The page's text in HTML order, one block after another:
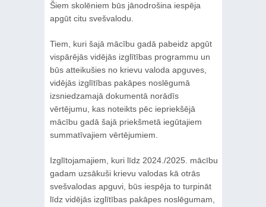
Šiem skolēniem būs jānodrošina iespēja
apgūt citu svešvalodu.
Tiem, kuri šajā mācību gadā pabeidz apgūt
vispārējās vidējās izglītības programmu un
būs atteikušies no krievu valoda apguves,
vidējās izglītības pakāpes noslēgumā
izsniedzamajā dokumentā norādīs
vērtējumu, kas noteikts pēc iepriekšējā
mācību gadā šajā priekšmetā iegūtajiem
summatīvajiem vērtējumiem.
Izglītojamajiem, kuri līdz 2024./2025. mācību
gadam uzsākuši krievu valodas kā otrās
svešvalodas apguvi, būs iespēja to turpināt
līdz vidējās izglītības pakāpes noslēgumam,